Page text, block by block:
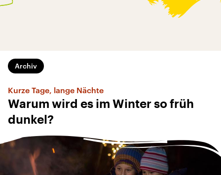
Archiv
Kurze Tage, lange Nächte
Warum wird es im Winter so früh
dunkel?